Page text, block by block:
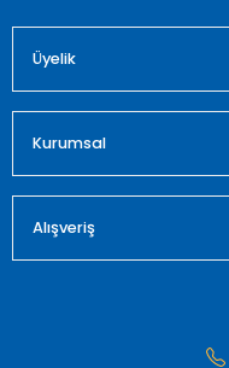
Üyelik
Kurumsal
Alışveriş